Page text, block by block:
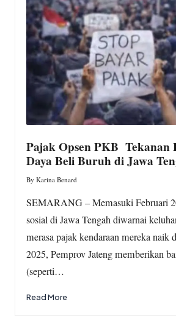
w
s.
m
Pajak Opsen PKB Tekanan
Daya Beli Buruh di Jawa
Posted
by
By Karina Benard
SEMARANG – Memasuki Februari
sosial di Jawa Tengah diwarnai
merasa pajak kendaraan mereka naik
2025, Pemprov Jateng memberikan
(seperti…
Read More